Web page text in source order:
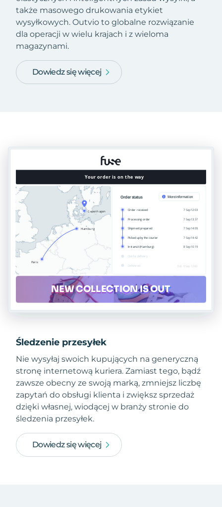
także masowego drukowania etykiet
wysyłkowych. Outvio to globalne rozwiązanie
dla operacji w wielu krajach i z wieloma
magazynami.
Dowiedz się więcej
Śledzenie przesyłek
Nie wysyłaj swoich kupujących na generyczną
stronę internetową kuriera. Zamiast tego, bądź
zawsze obecny ze swoją marką, zmniejsz liczbę
zapytań do obsługi klienta i zwiększ sprzedaż
dzięki własnej, wiodącej w branży stronie do
śledzenia przesyłek.
Dowiedz się więcej